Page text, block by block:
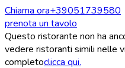
Chiama ora+39051739580
prenota un tavolo
Questo ristorante non ha
vedere ristoranti simili nelle
completoclicca qui.